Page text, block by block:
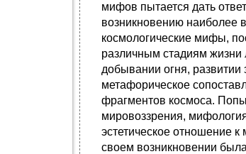
мифов пытается дать
возникновению наиболее
космологические мифы,
различным стадиям
добывании огня,
метафорическое
фрагментов космоса.
мировоззрения,
эстетическое отношение
своем возникновении